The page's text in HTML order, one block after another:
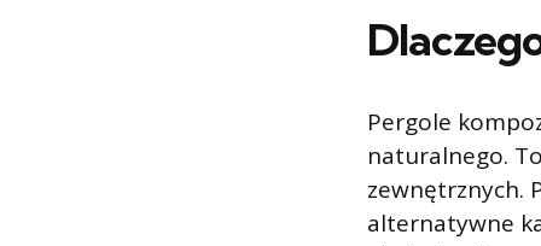
Pergole
naturalnego.
zewnętrznych.
alternatywne